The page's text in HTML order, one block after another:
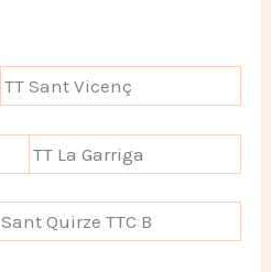
TT Sant Vicenç
TT La Garriga
Sant Quirze TTC B